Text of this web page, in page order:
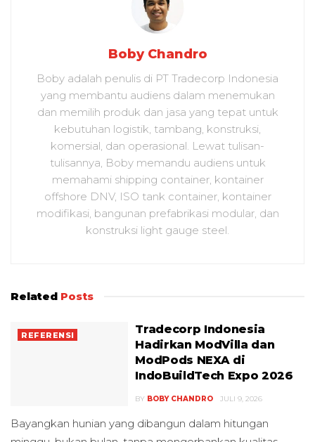
Boby Chandro
Boby adalah penulis di PT Tradecorp Indonesia
yang membantu audiens dalam menemukan
dan memilih produk dan jasa yang tepat untuk
kebutuhan logistik, tambang, konstruksi,
komersial, dan operasional. Lewat tulisan-
tulisannya, Boby memandu audiens untuk
memahami shipping container, kontainer
offshore DNV, ISO tank container, kontainer
modifikasi, bangunan prefabrikasi modular, dan
konstruksi light gauge steel.
Related Posts
REFERENSI
Tradecorp Indonesia
Hadirkan ModVilla dan
ModPods NEXA di
IndoBuildTech Expo 2026
BY BOBY CHANDRO JULI 9, 2026
Bayangkan hunian yang dibangun dalam hitungan